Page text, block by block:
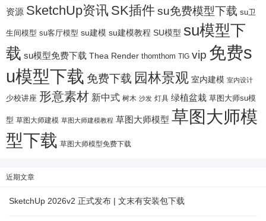
资源 SketchUp资讯 SK插件su免费模型下载 su卫
生间模型 su客厅模型 su建模 su建模教程 SU模型 su模型下
载 su模型免费下载 Thea Render thomthom TIG vip 免费s
u模型下载 免费下载 园林景观 室内建模 室内设计
少校讲座 形意素材 新中式 树木 沙发 灯具 绿植盆栽 草图大师su模
型 草图大师建模 草图大师建模教程 草图大师模型 草图大师模
型下载 草图大师模型免费下载
近期文章
SketchUp 2026v2 正式发布 | 文末有安装包下载